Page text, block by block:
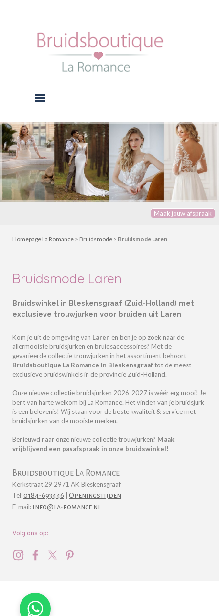
Menu overslaan
Maak jouw afspraak
Homepage La Romance > Bruidsmode > Bruidsmode Laren
Bruidsmode Laren
Bruidswinkel in Bleskensgraaf (Zuid-Holland) met
exclusieve trouwjurken voor bruiden uit Laren
Kom je uit de omgeving van Laren en ben je op zoek naar de
allermooiste bruidsjurken en bruidsaccessoires? Met de
gevarieerde collectie trouwjurken in het assortiment behoort
Bruidsboutique La Romance in Bleskensgraaf tot de meest
exclusieve bruidswinkels in de provincie Zuid-Holland.
Onze nieuwe collectie bruidsjurken 2026-2027 is wéér erg mooi! Je
bent van harte welkom bij La Romance. Het vinden van je bruidsjurk
is een belevenis! Wij staan voor de beste kwaliteit & service met
bruidsjurken van de mooiste merken.
Benieuwd naar onze nieuwe collectie trouwjurken? Maak
vrijblijvend een pasafspraak in onze bruidswinkel!
Bruidsboutique La Romance
Kerkstraat 29 2971 AK Bleskensgraaf
Tel:0184-693446
Openingstijden
E-mail:info@la-romance.nl
Volg ons op: